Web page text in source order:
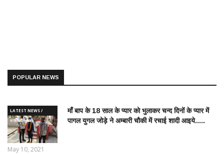
POPULAR NEWS
LATEST NEWS /
ताज़ातरीन खबरें
माँ बाप के 18 साल के प्यार को भुलाकर चन्द दिनों के प्यार में
पागल युगल जोड़े ने अम्बारी चौकी में रचाई शादी आइये.....
May 10, 2021